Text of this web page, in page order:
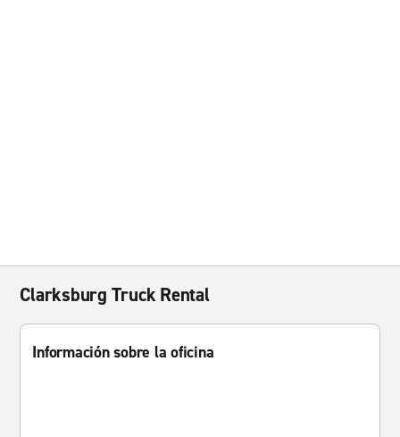
Clarksburg Truck Rental
Información sobre la oficina